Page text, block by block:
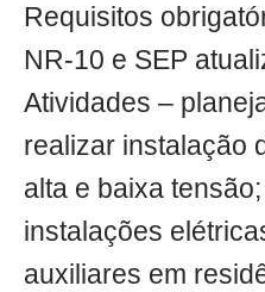
Requisitos
NR-10 e SEP
Atividades –
realizar instalação
alta e baixa
instalações
auxiliares em